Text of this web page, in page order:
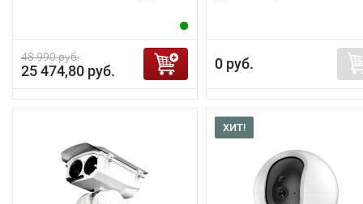
48 990 руб.
25 474,80 руб. 0 руб.
ХИТ!